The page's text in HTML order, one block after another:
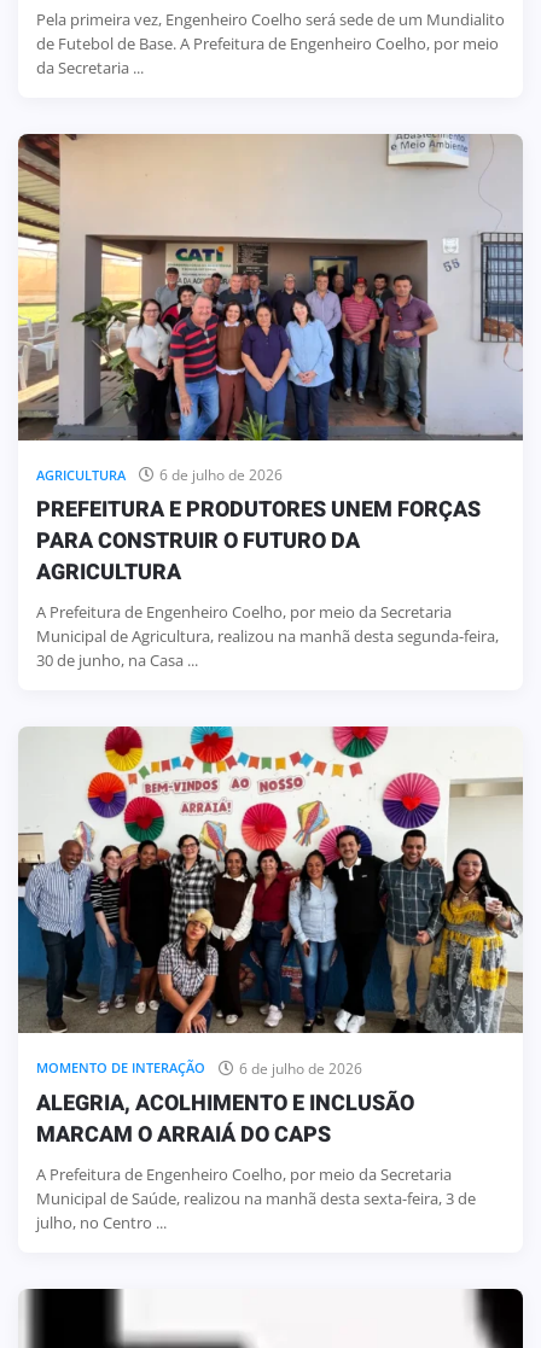
Pela primeira vez, Engenheiro Coelho será sede de um Mundialito
de Futebol de Base. A Prefeitura de Engenheiro Coelho, por meio
da Secretaria ...
AGRICULTURA 6 de julho de 2026
PREFEITURA E PRODUTORES UNEM FORÇAS
PARA CONSTRUIR O FUTURO DA
AGRICULTURA
A Prefeitura de Engenheiro Coelho, por meio da Secretaria
Municipal de Agricultura, realizou na manhã desta segunda-feira,
30 de junho, na Casa ...
MOMENTO DE INTERAÇÃO 6 de julho de 2026
ALEGRIA, ACOLHIMENTO E INCLUSÃO
MARCAM O ARRAIÁ DO CAPS
A Prefeitura de Engenheiro Coelho, por meio da Secretaria
Municipal de Saúde, realizou na manhã desta sexta-feira, 3 de
julho, no Centro ...